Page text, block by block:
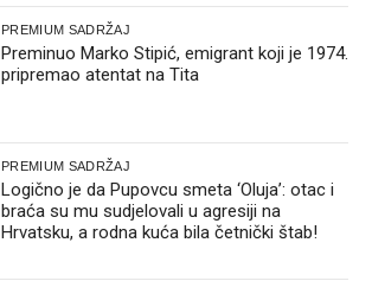
PREMIUM SADRŽAJ
Preminuo Marko Stipić, emigrant koji je 1974.
pripremao atentat na Tita
PREMIUM SADRŽAJ
Logično je da Pupovcu smeta ‘Oluja’: otac i
braća su mu sudjelovali u agresiji na
Hrvatsku, a rodna kuća bila četnički štab!